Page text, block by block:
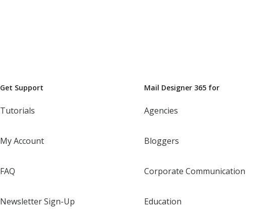
Get Support
Tutorials
My Account
FAQ
Newsletter Sign-Up
Mail Designer 365 for
Agencies
Bloggers
Corporate Communication
Education